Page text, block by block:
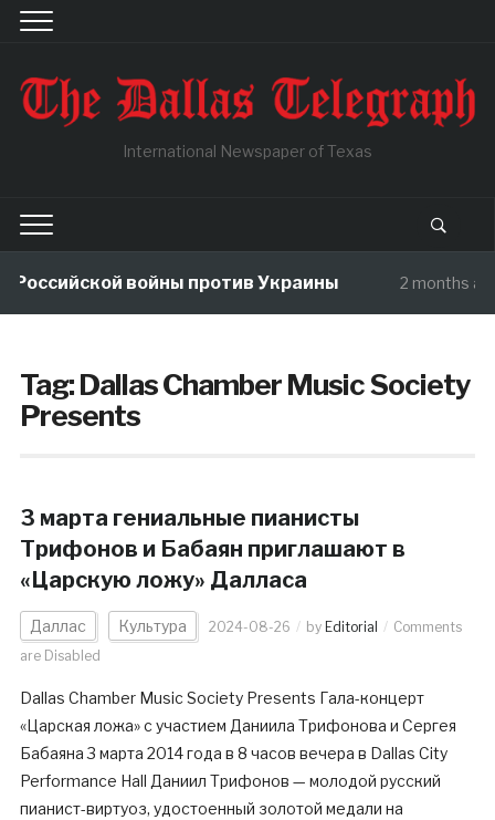
International Newspaper of Texas
Российской войны против Украины 2 months ago
Tag:Dallas Chamber Music Society
Presents
3 марта гениальные пианисты
Трифонов и Бабаян приглашают в
«Царскую ложу» Далласа
Даллас Культура 2024-08-26 by Editorial
Comments
are Disabled
Dallas Chamber Music Society Presents Гала-концерт
«Царская ложа» с участием Даниила Трифонова и Сергея
Бабаяна 3 марта 2014 года в 8 часов вечера в Dallas City
Performance Hall Даниил Трифонов — молодой русский
пианист-виртуоз, удостоенный золотой медали на